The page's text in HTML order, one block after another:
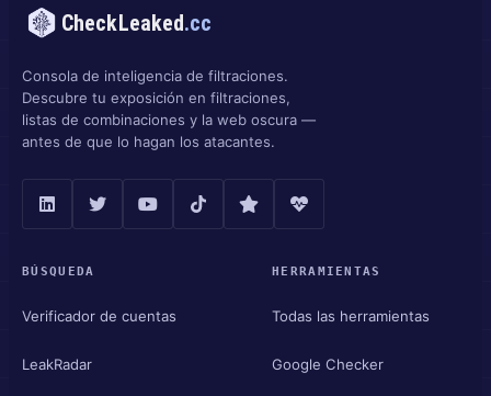
CheckLeaked.cc
Consola de inteligencia de filtraciones.
Descubre tu exposición en filtraciones,
listas de combinaciones y la web oscura —
antes de que lo hagan los atacantes.
BÚSQUEDA
Verificador de cuentas
LeakRadar
HERRAMIENTAS
Todas las herramientas
Google Checker